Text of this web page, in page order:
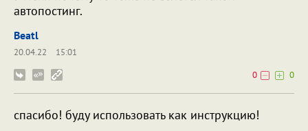
автопостинг.
Beatl
20.04.22
15:01
0
0
спасибо! буду использовать как инструкцию!